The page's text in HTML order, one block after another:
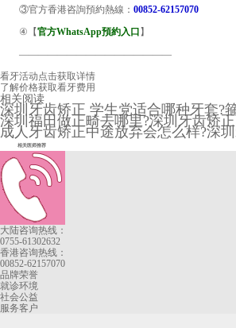
③官方香港咨詢預約熱線： 00852-62157070
④【官方WhatsApp預約入口 】
————————————————
看牙活动点击获取详情
了解价格获取看牙费用
相关阅读
深圳牙齿矫正 学生党适合哪种牙套?
深圳福田做正畸去哪里?深圳牙齿矫
成人牙齿矫正中途放弃会怎么样?深
相关医师推荐
大陆咨询热线：
0755-61302632
香港咨询热线：
00852-62157070
品牌荣誉
就诊环境
社会公益
服务客户